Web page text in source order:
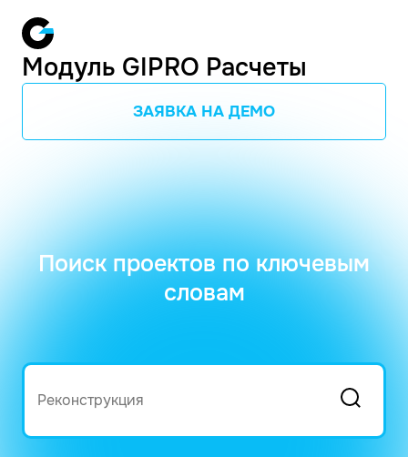
Модуль GIPRO Расчеты
ЗАЯВКА НА ДЕМО
Поиск проектов по ключевым
словам